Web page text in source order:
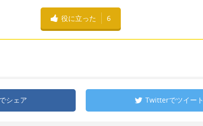
役に立った 6
シェア Twitterでツイート